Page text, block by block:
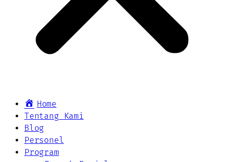
Home
Tentang Kami
Blog
Personel
Program